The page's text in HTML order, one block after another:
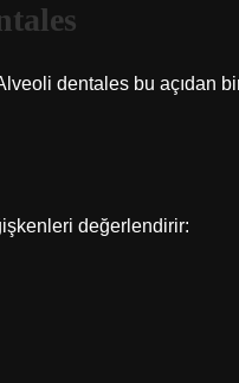
dentales bu açıdan
değerlendirir: